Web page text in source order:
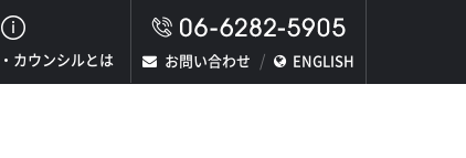
カウンシルとは お問い合わせ ENGLISH